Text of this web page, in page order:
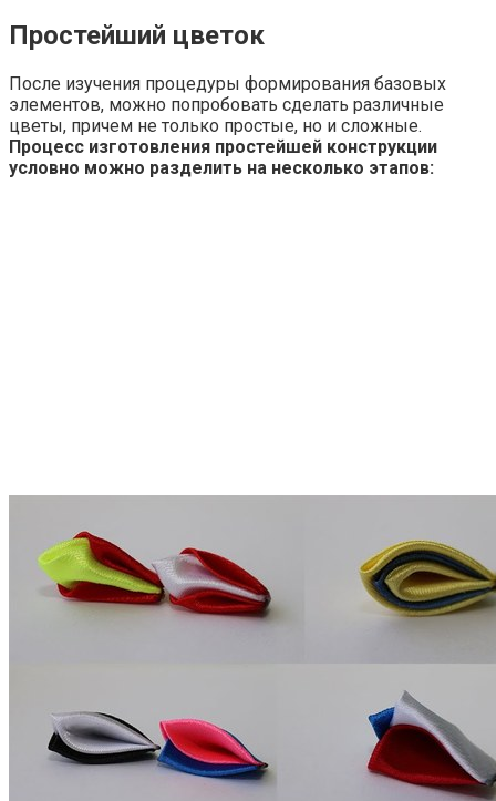
Простейший цветок
После изучения процедуры формирования базовых
элементов, можно попробовать сделать различные
цветы, причем не только простые, но и сложные.
Процесс изготовления простейшей конструкции
условно можно разделить на несколько этапов: